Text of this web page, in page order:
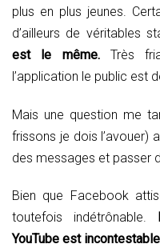
plus en plus jeunes.
d’ailleurs de véritables
est le même. Très
l’application le public est
Mais une question me
frissons je dois l’avouer)
des messages et passer
Bien que Facebook
toutefois indétrônable.
YouTube est